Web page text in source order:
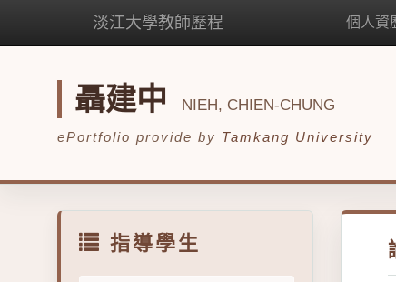
淡江大學教師歷程 個人資
聶建中 NIEH, CHIEN-CHUNG
ePortfolio provide by Tamkang University
指導學生